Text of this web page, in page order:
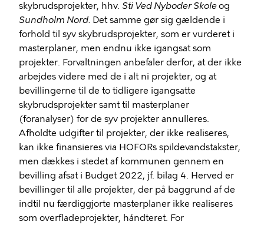
skybrudsprojekter, hhv. Sti Ved Nyboder Skoleog
Sundholm Nord. Det samme gør sig gældende i
forhold til syv skybrudsprojekter, som er vurderet i
masterplaner, men endnu ikke igangsat som
projekter. Forvaltningen anbefaler derfor, at der ikke
arbejdes videre med de i alt ni projekter, og at
bevillingerne til de to tidligere igangsatte
skybrudsprojekter samt til masterplaner
(foranalyser) for de syv projekter annulleres.
Afholdte udgifter til projekter, der ikke realiseres,
kan ikke finansieres via HOFORs spildevandstakster,
men dækkes i stedet af kommunen gennem en
bevilling afsat i Budget 2022, jf. bilag 4. Herved er
bevillinger til alle projekter, der på baggrund af de
indtil nu færdiggjorte masterplaner ikke realiseres
som overfladeprojekter, håndteret. For